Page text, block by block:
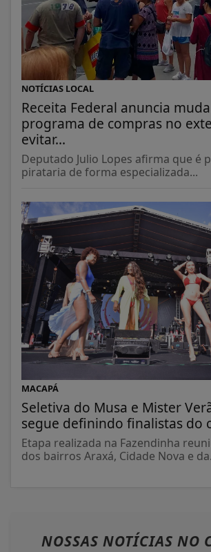
NOTÍCIAS LOCAL
Receita Federal anuncia
programa de compras no
evitar...
Deputado Julio Lopes afirma que é
pirataria de forma especializada...
MACAPÁ
Seletiva do Musa e Mister
segue definindo finalistas do
Etapa realizada na Fazendinha
dos bairros Araxá, Cidade Nova e
NOSSAS NOTÍCIAS NO